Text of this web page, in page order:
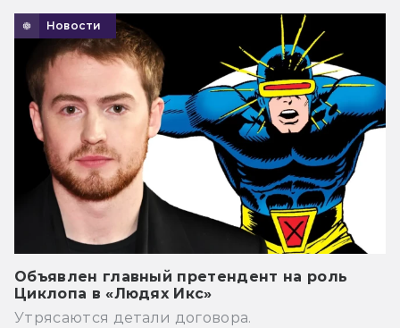
Новости
Объявлен главный претендент на роль
Циклопа в «Людях Икс»
Утрясаются детали договора.